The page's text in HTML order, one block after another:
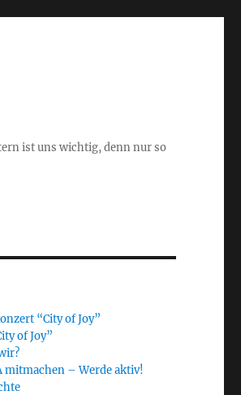
ist uns wichtig, denn nur so
“City of Joy”
of Joy”
mitmachen – Werde aktiv!